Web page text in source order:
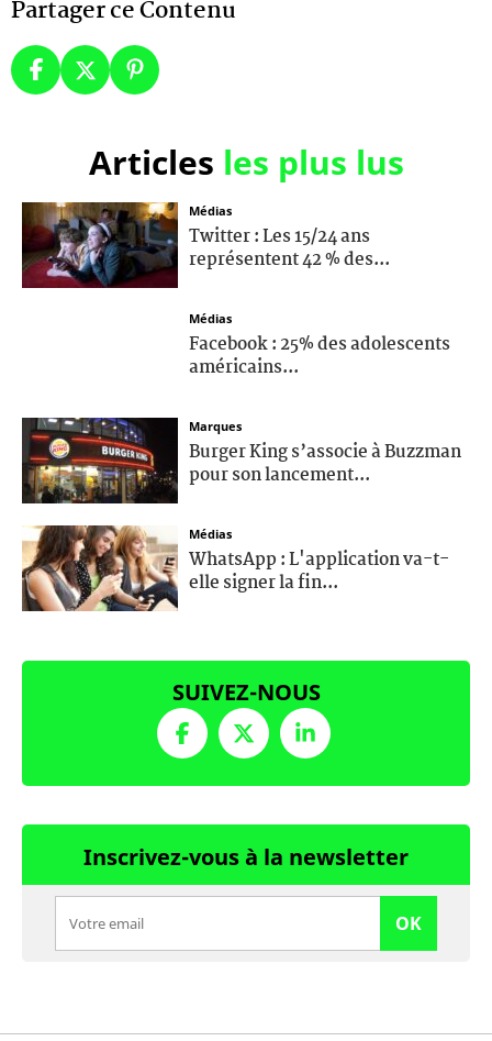
Partager ce Contenu
Articles les plus lus
Médias
Twitter : Les 15/24 ans
représentent 42 % des...
Médias
Facebook : 25% des adolescents
américains...
Marques
Burger King s’associe à Buzzman
pour son lancement...
Médias
WhatsApp : L'application va-t-
elle signer la fin...
SUIVEZ-NOUS
Inscrivez-vous à la newsletter
OK